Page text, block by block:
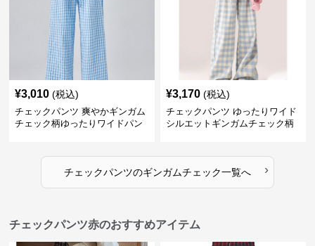
¥3,010 (税込)
チェックパンツ 爽やかギンガム
チェック柄ゆったりワイドパン
¥3,170 (税込)
チェックパンツ ゆったりワイド
シルエットギンガムチェック柄
チェックパンツのギンガムチェック一覧へ ›
チェックパンツ赤のおすすめアイテム